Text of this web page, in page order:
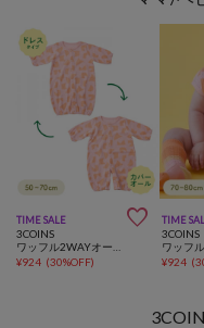
TIME SALE 
3COINS
¥924 (30%OFF)
TIME
3COINS
¥924 (